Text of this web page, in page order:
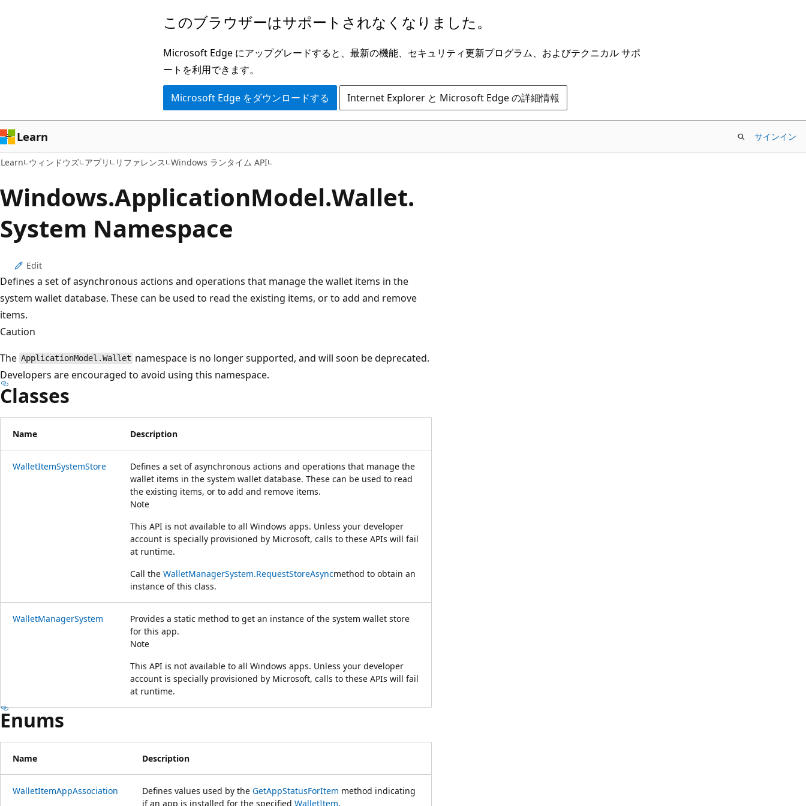
ン
ツ
に
ス
ッ
プ
ゲ
ー
シ
ョ
に
ス
キ
プ
このブラウザーはサポートされなくなりました。
Microsoft Edge にアップグレードすると、最新の機能、セキュリティ更新プログラム、およびテクニカル サポ
ートを利用できます。
Microsoft Edge をダウンロードする Internet Explorer と Microsoft Edge の詳細情報
Learn サインイン
Learn ウィンドウズ アプリ リファレンス Windows ランタイム API
Windows.ApplicationModel.Wallet.
System Namespace
Edit
Defines a set of asynchronous actions and operations that manage the wallet items in the
system wallet database. These can be used to read the existing items, or to add and remove
items.
Caution
The ApplicationModel.Wallet namespace is no longer supported, and will soon be deprecated.
Developers are encouraged to avoid using this namespace.
Classes
Name Description
WalletItemSystemStore
Defines a set of asynchronous actions and operations that manage the
wallet items in the system wallet database. These can be used to read
the existing items, or to add and remove items.
Note
This API is not available to all Windows apps. Unless your developer
account is specially provisioned by Microsoft, calls to these APIs will fail
at runtime.
Call the WalletManagerSystem.RequestStoreAsyncmethod to obtain an
instance of this class.
WalletManagerSystem
Provides a static method to get an instance of the system wallet store
for this app.
Note
This API is not available to all Windows apps. Unless your developer
account is specially provisioned by Microsoft, calls to these APIs will fail
at runtime.
Enums
Name Description
WalletItemAppAssociation Defines values used by the GetAppStatusForItem method indicating
if an app is installed for the specified WalletItem.